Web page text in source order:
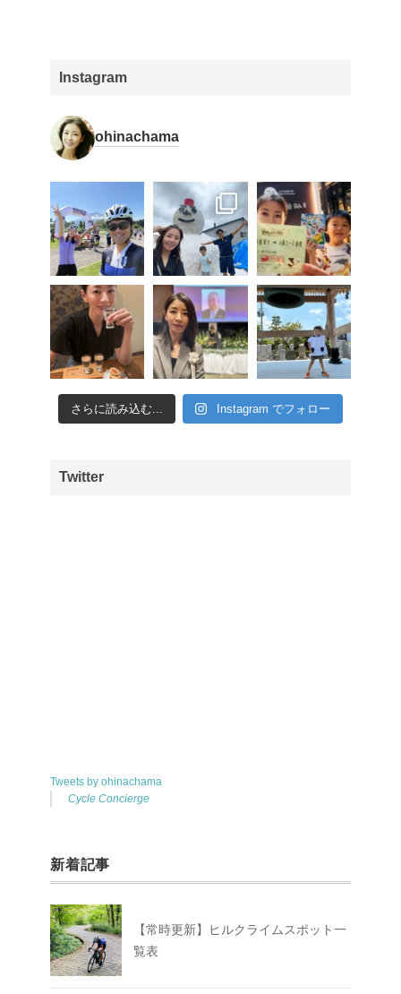
Instagram
ohinachama
さらに読み込む... Instagram でフォロー
Twitter
Tweets by ohinachama
Cycle Concierge
新着記事
【常時更新】ヒルクライムスポット一
覧表